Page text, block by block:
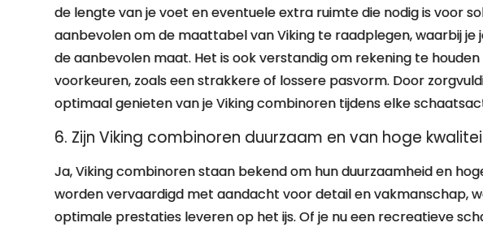
de lengte van je voet en eventuele extra ruimte die nodig is voor
aanbevolen om de maattabel van Viking te raadplegen, waarbij
de aanbevolen maat. Het is ook verstandig om rekening te
voorkeuren, zoals een strakkere of lossere pasvorm. Door
optimaal genieten van je Viking combinoren tijdens elke
6. Zijn Viking combinoren duurzaam en van hoge
Ja, Viking combinoren staan bekend om hun duurzaamheid en
worden vervaardigd met aandacht voor detail en vakmanschap,
optimale prestaties leveren op het ijs. Of je nu een recreatieve